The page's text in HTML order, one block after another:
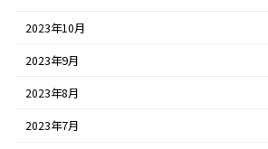
2023年10月
2023年9月
2023年8月
2023年7月